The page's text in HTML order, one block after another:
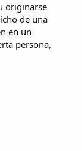
originarse
de una
en un
persona,